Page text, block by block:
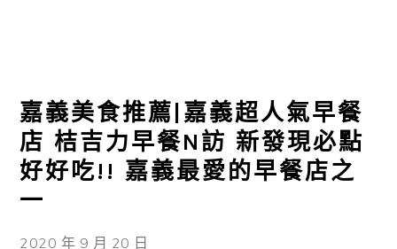
嘉義美食推薦|嘉義超人氣早餐
店 桔吉力早餐N訪 新發現必點
好好吃!! 嘉義最愛的早餐店之
一
2020 年 9 月 20 日